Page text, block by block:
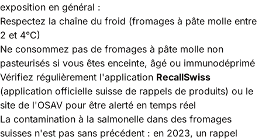
exposition en général :
Respectez la chaîne du froid (fromages à pâte molle entre
2 et 4°C)
Ne consommez pas de fromages à pâte molle non
pasteurisés si vous êtes enceinte, âgé ou immunodéprimé
Vérifiez régulièrement l'application RecallSwiss
(application officielle suisse de rappels de produits) ou le
site de l'OSAV pour être alerté en temps réel
La contamination à la salmonelle dans des fromages
suisses n'est pas sans précédent : en 2023, un rappel